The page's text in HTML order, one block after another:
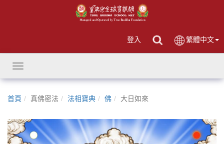
登入 繁體中文
Toggle
navigation
首頁 真佛密法 法相寶典 佛 大日如來